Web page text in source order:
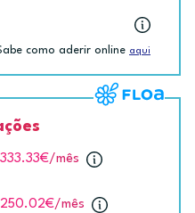
como aderir online aqui
333.33€/mês
250.02€/mês